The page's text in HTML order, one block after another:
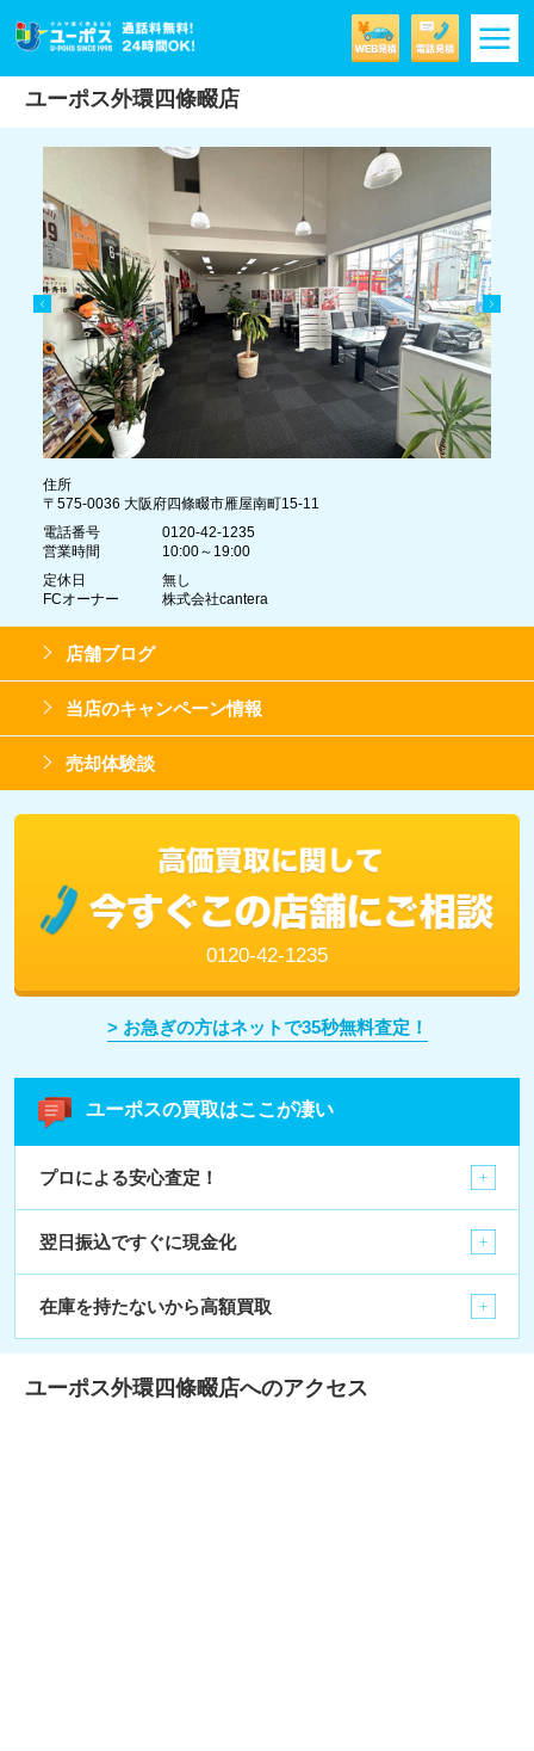
ユーポス外環四條畷店
住所
〒575-0036 大阪府四條畷市雁屋南町15-11
電話番号
0120-42-1235
営業時間
10:00～19:00
定休日
無し
FCオーナー
株式会社cantera
店舗ブログ
当店のキャンペーン情報
売却体験談
0120-42-1235
> お急ぎの方はネットで35秒無料査定！
ユーポスの買取はここが凄い
プロによる安心査定！
翌日振込ですぐに現金化
在庫を持たないから高額買取
ユーポス外環四條畷店へのアクセス